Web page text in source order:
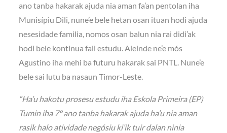
ano tanba hakarak ajuda nia aman fa’an pentolan iha
Munisípiu Dili, nune’e bele hetan osan ituan hodi ajuda
nesesidade familia, nomos osan balun nia rai didi’ak
hodi bele kontinua fali estudu. Aleinde ne’e mós
Agustino iha mehi ba futuru hakarak sai PNTL. Nune’e
bele sai lutu ba nasaun Timor-Leste.
“Ha’u hakotu prosesu estudu iha Eskola Primeira (EP)
Tumin iha 7° ano tanba hakarak ajuda ha’u nia aman
rasik halo atividade negósiu ki’ik tuir dalan ninia